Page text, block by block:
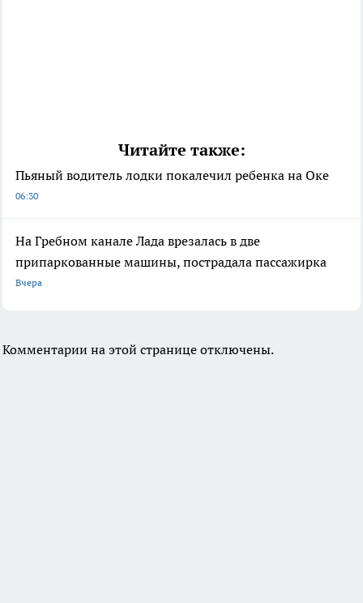
Читайте также:
Пьяный водитель лодки покалечил ребенка на Оке
06:30
На Гребном канале Лада врезалась в две
припаркованные машины, пострадала пассажирка
Вчера
Комментарии на этой странице отключены.